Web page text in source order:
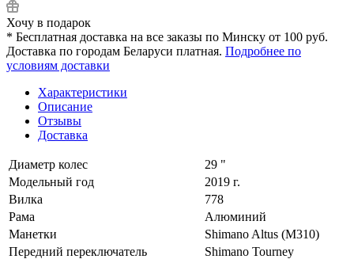
Хочу в подарок
* Бесплатная доставка на все заказы по Минску от 100 руб.
Доставка по городам Беларуси платная. Подробнее по
условиям доставки
Характеристики
Описание
Отзывы
Доставка
Диаметр колес
29 "
Модельный год
2019 г.
Вилка
778
Рама
Алюминий
Манетки
Shimano Altus (M310)
Передний переключатель
Shimano Tourney